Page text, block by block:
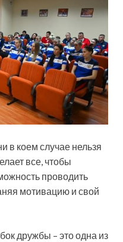
в коем случае нельзя
все, чтобы
проводить
мотивацию и свой
дружбы – это одна из